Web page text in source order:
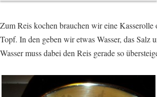
Zum Reis kochen brauchen wir eine Kasserolle
Topf. In den geben wir etwas Wasser, das Salz
Wasser muss dabei den Reis gerade so